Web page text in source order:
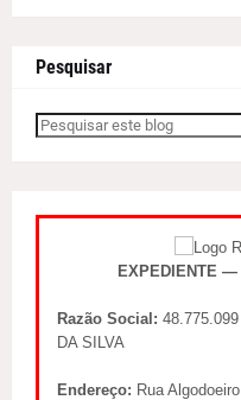
Pesquisar
EXPEDIENTE —
Razão Social:
DA SILVA
Endereço: Rua